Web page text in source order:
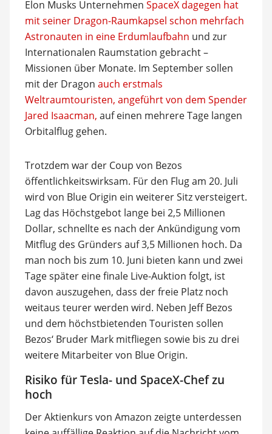
Elon Musks Unternehmen SpaceX dagegen hat
mit seiner Dragon-Raumkapsel schon mehrfach
Astronauten in eine Erdumlaufbahn und zur
Internationalen Raumstation gebracht –
Missionen über Monate. Im September sollen
mit der Dragon auch erstmals
Weltraumtouristen, angeführt von dem Spender
Jared Isaacman, auf einen mehrere Tage langen
Orbitalflug gehen.
Trotzdem war der Coup von Bezos
öffentlichkeitswirksam. Für den Flug am 20. Juli
wird von Blue Origin ein weiterer Sitz versteigert.
Lag das Höchstgebot lange bei 2,5 Millionen
Dollar, schnellte es nach der Ankündigung vom
Mitflug des Gründers auf 3,5 Millionen hoch. Da
man noch bis zum 10. Juni bieten kann und zwei
Tage später eine finale Live-Auktion folgt, ist
davon auszugehen, dass der freie Platz noch
weitaus teurer werden wird. Neben Jeff Bezos
und dem höchstbietenden Touristen sollen
Bezos‘ Bruder Mark mitfliegen sowie bis zu drei
weitere Mitarbeiter von Blue Origin.
Risiko für Tesla- und SpaceX-Chef zu
hoch
Der Aktienkurs von Amazon zeigte unterdessen